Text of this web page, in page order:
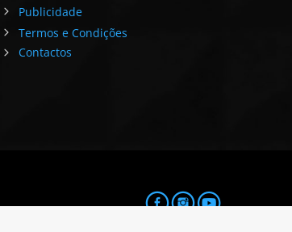
Publicidade
Termos e Condições
Contactos